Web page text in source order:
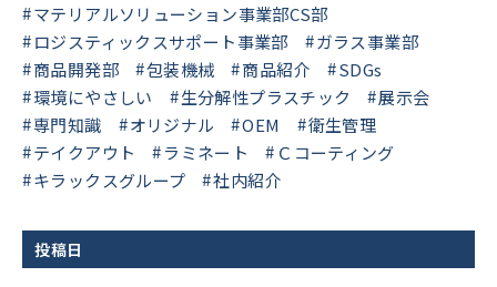
マテリアルソリューション事業部CS部
ロジスティックスサポート事業部
ガラス事業部
商品開発部
包装機械 商品紹介
SDGs
環境にやさしい
生分解性プラスチック
展示会
専門知識
オリジナル OEM
衛生管理
テイクアウト
ラミネート
Ｃコーティング
キラックスグループ
社内紹介
投稿日